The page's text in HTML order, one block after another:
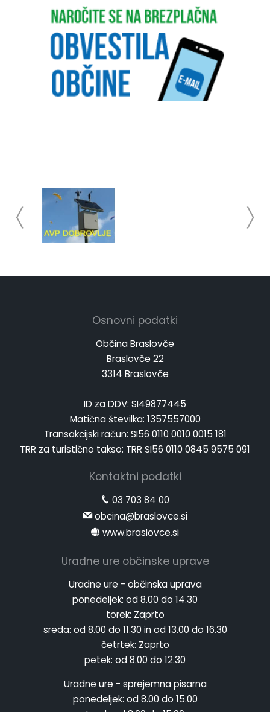
Osnovni podatki
Občina Braslovče
Braslovče 22
3314 Braslovče
ID za DDV: SI49877445
Matična številka: 1357557000
Transakcijski račun: SI56 0110 0010 0015 181
TRR za turistično takso: TRR SI56 0110 0845 9575 091
Kontaktni podatki
03 703 84 00
obcina@braslovce.si
www.braslovce.si
Uradne ure občinske uprave
Uradne ure - občinska uprava
ponedeljek: od 8.00 do 14.30
torek: Zaprto
sreda: od 8.00 do 11.30 in od 13.00 do 16.30
četrtek: Zaprto
petek: od 8.00 do 12.30
Uradne ure - sprejemna pisarna
ponedeljek: od 8.00 do 15.00